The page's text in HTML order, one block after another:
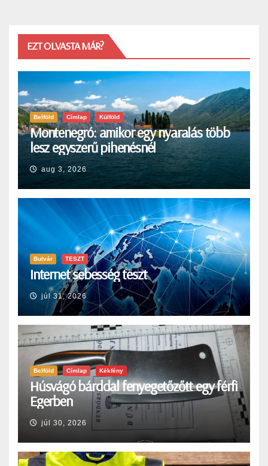
EZT OLVASTA MÁR?
Belföld Címlap Külföld
Montenegró: amikor egy nyaralás több
lesz egyszerű pihenésnél
aug 3, 2026
Bulvár TESZT
Internet sebesség teszt
júl 31, 2026
Belföld Címlap Kékfény
Húsvágó bárddal fenyegetőzőtt egy férfi
Egerben
júl 30, 2026